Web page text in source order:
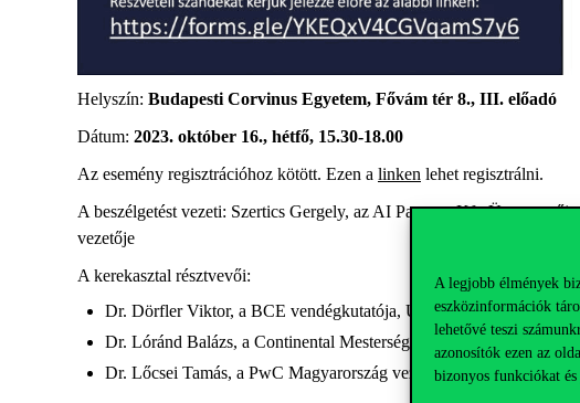
A legjobb élmények
eszközinformációk
lehetővé teszi
azonosítók ezen az
bizonyos funkciókat és
Helyszín: Budapesti Corvinus Egyetem, Fővám tér 8., III. előadó
Dátum: 2023. október 16., hétfő, 15.30-18.00
Az esemény regisztrációhoz kötött. Ezen a linken lehet regisztrálni.
A beszélgetést vezeti: Szertics Gergely, az AI Partners Kft.
vezetője
A kerekasztal résztvevői:
Dr. Dörfler Viktor, a BCE vendégkutatója, University of
Dr. Lóránd Balázs, a Continental Mesterséges Intelligencia- és
Dr. Lőcsei Tamás, a PwC Magyarország vezérigazgatója